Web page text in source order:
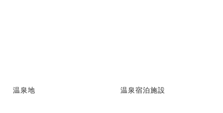
温泉地 温泉宿泊施設